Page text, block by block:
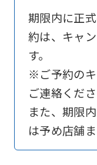
期限内に正
約は、キャ
す。
※ご予約の
ご連絡くださ
また、期限
は予め店舗